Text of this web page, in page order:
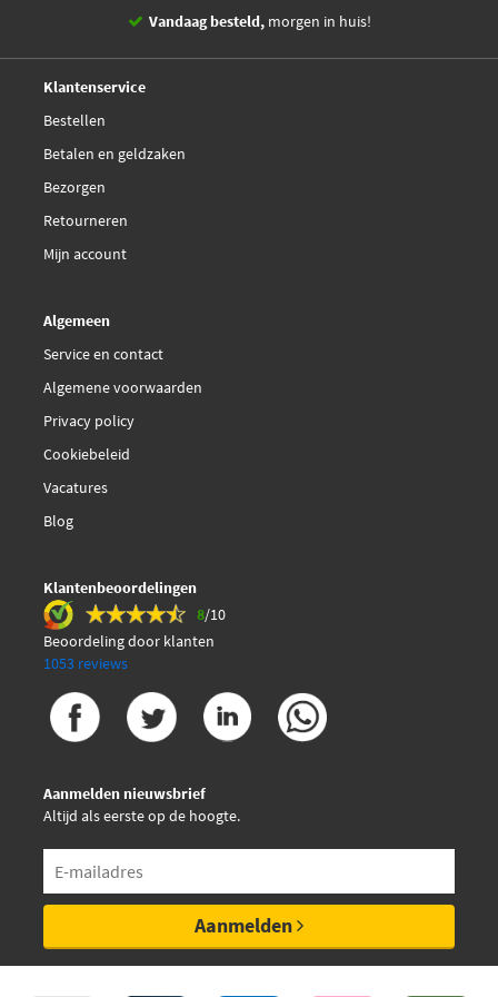
Vandaag besteld, morgen in huis!
Klantenservice
Bestellen
Betalen en geldzaken
Bezorgen
Retourneren
Mijn account
Algemeen
Service en contact
Algemene voorwaarden
Privacy policy
Cookiebeleid
Vacatures
Blog
Klantenbeoordelingen
8/10
Beoordeling door klanten
1053 reviews
Aanmelden nieuwsbrief
Altijd als eerste op de hoogte.
Aanmelden